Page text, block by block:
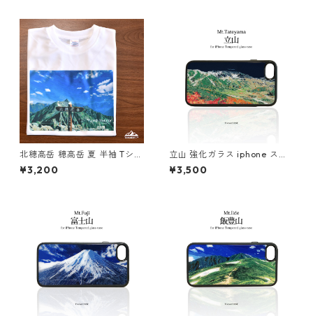
北穂高岳 穂高岳 夏 半袖 Tシャ
ツ ホワイト ドライ 吸水速乾
山 登山 アウトドア
¥3,200
立山 強化ガラス iphone スマ
ホケース スマホカバーアウト
ドア 登山 山 ネイビー 紺
¥3,500